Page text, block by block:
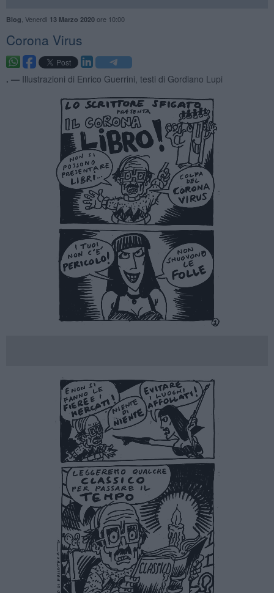
Blog Venerdì 13 Marzo 2020ore 10:00
Corona Virus
. — Illustrazioni di Enrico Guerrini, testi di Gordiano Lupi